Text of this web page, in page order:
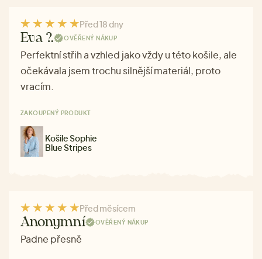
Před 18 dny
Eva ?. OVĚŘENÝ NÁKUP
Perfektní střih a vzhled jako vždy u této košile, ale
očekávala jsem trochu silnější materiál, proto
vracím.
ZAKOUPENÝ PRODUKT
Košile Sophie
Blue Stripes
Před měsícem
Anonymní OVĚŘENÝ NÁKUP
Padne přesně